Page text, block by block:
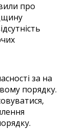
про
за на
порядку.